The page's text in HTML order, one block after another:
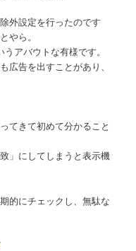
外設定を行ったのです
やら。
アバウトな有様です。
広告を出すことがあり、
てきて初めて分かること
」にしてしまうと表示機
的にチェックし、無駄な